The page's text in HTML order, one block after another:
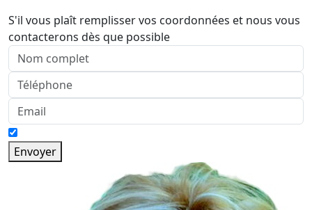
S'il vous plaît remplisser vos coordonnées et nous vous
contacterons dès que possible
Envoyer